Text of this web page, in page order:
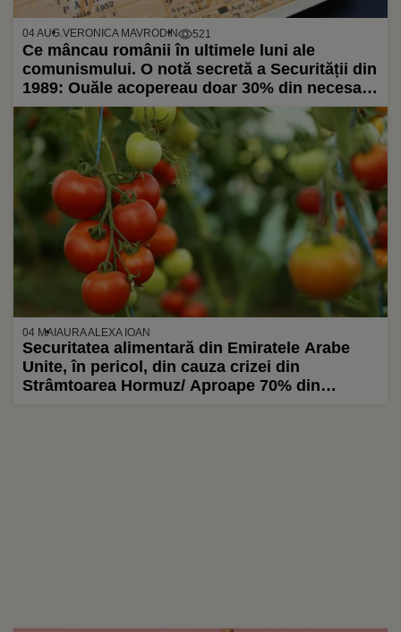
04 AUG.VERONICA MAVRODIN 521
Ce mâncau românii în ultimele luni ale
comunismului. O notă secretă a Securității din
1989: Ouăle acopereau doar 30% din necesar,
iar unele legume erau înlocuite cu oase
04 MAIAURA ALEXA IOAN
Securitatea alimentară din Emiratele Arabe
Unite, în pericol, din cauza crizei din
Strâmtoarea Hormuz/ Aproape 70% din